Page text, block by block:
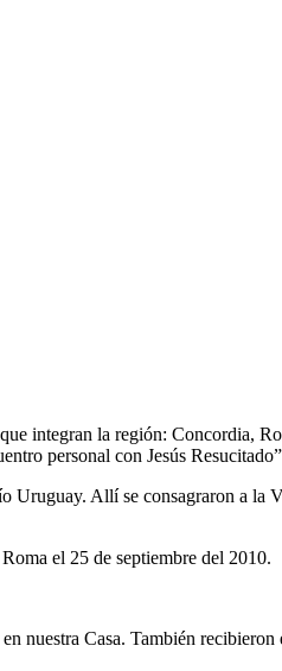
integran la región: Concordia,
personal con Jesús
Uruguay. Allí se consagraron a la
el 25 de septiembre del 2010.
nuestra Casa. También